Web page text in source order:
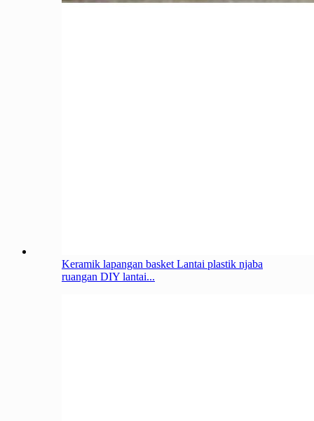
Keramik lapangan basket Lantai plastik njaba
ruangan DIY lantai...